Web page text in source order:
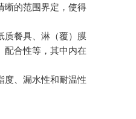
的范围界定，使得
餐具、淋（覆）膜
配合性等，其中内在
、漏水性和耐温性